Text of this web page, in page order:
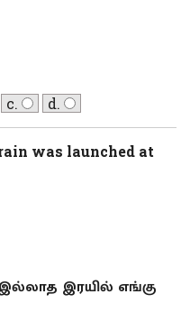
c. d.
was launched at
இரயில் எங்கு